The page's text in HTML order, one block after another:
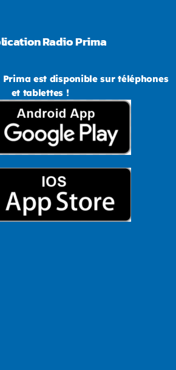
Radio Prima
Prima est disponible sur téléphones
et tablettes !